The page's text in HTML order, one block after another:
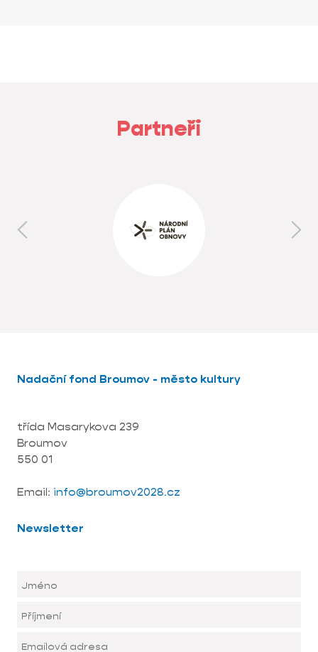
Partneři
Nadační fond Broumov - město kultury
třída Masarykova 239
Broumov
550 01
Email: info@broumov2028.cz
Newsletter